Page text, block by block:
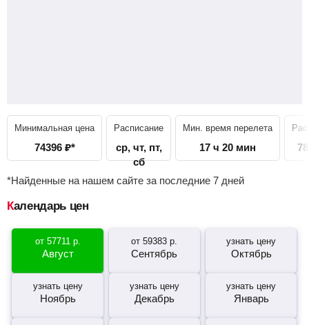
Минимальная цена
74396 ₽*
Расписание
ср, чт, пт,
сб
Мин. время перелета
17 ч 20 мин
*Найденные на нашем сайте за последние 7 дней
Календарь цен
от 57711р.
Август
от59383 р.
Сентябрь
узнать цену
Октябрь
узнать цену
Ноябрь
узнать цену
Декабрь
узнать цену
Январь